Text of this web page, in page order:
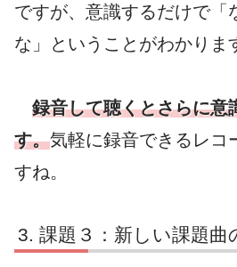
ですが、意識するだけで「
な」ということがわかりま
録音して聴くとさらに意
す。気軽に録音できるレコ
すね。
課題３：新しい課題曲